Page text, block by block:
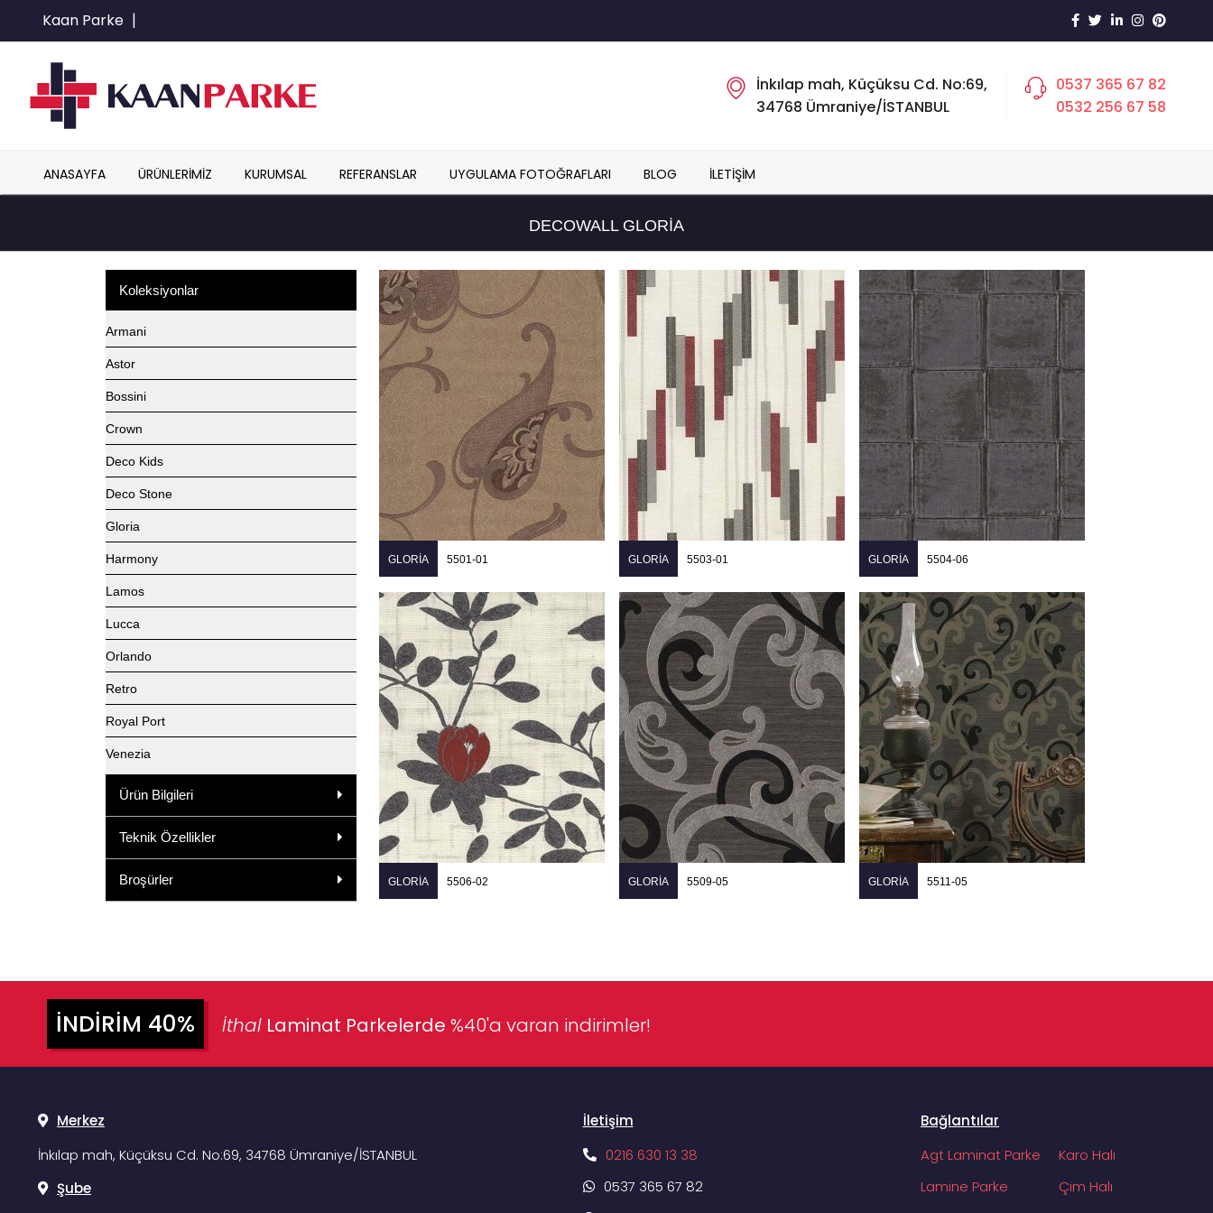
Kaan Parke
İnkılap mah, Küçüksu Cd. No:69,
34768 Ümraniye/İSTANBUL
0537 365 67 82
0532 256 67 58
ANASAYFA ÜRÜNLERIMIZ KURUMSAL REFERANSLAR UYGULAMA FOTOĞRAFLARI BLOG İLETIŞIM
DECOWALL GLORIA
Koleksiyonlar
Armani
Astor
Bossini
Crown
Deco Kids
Deco Stone
Gloria
Harmony
Lamos
Lucca
Orlando
Retro
Royal Port
Venezia
Ürün Bilgileri
Teknik Özellikler
Broşürler
GLORIA 5501-01 GLORIA 5503-01 GLORIA 5504-06
GLORIA 5506-02 GLORIA 5509-05 GLORIA 5511-05
İNDIRIM 40% İthal Laminat Parkelerde %40'a varan indirimler!
Merkez
İnkılap mah, Küçüksu Cd. No:69, 34768 Ümraniye/İSTANBUL
Şube
İletişim
0216 630 13 38
0537 365 67 82
Bağlantılar
Agt Laminat Parke
Lamine Parke
Karo Halı
Çim Halı